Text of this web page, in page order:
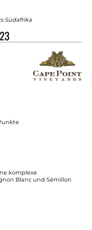
Südafrika
komplexe
Blanc und Sémillon